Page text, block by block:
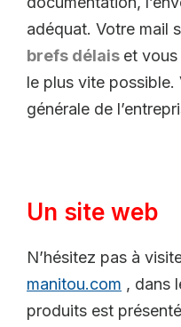
adéquat. Votre mail
brefs délais et
le plus vite possible.
générale de
Un site web
N’hésitez pas à
manitou.com , dans
produits est